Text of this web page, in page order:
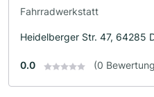
Fahrradwerkstatt
Heidelberger Str. 47, 64285
0.0 (0